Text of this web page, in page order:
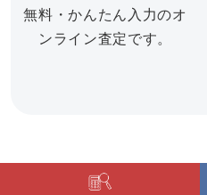
無料・かんたん入力のオ
ンライン査定です。